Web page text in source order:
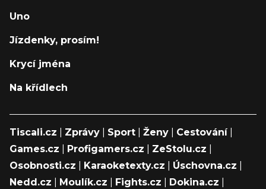
Uno
Jízdenky, prosím!
Krycí jména
Na křídlech
Tiscali.cz Zprávy Sport Ženy Cestování|
Games.cz
Profigamers.cz ZeStolu.cz
Osobnosti.cz
Karaoketexty.cz Úschovna.cz
Nedd.cz
Moulík.cz Fights.cz Dokina.cz